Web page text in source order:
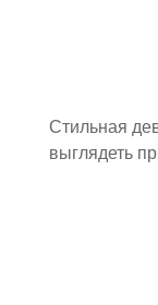
Стильная
выглядеть